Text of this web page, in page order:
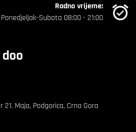
21. Maja, Podgorica, Crna Gora
Radno vrijeme:
Ponedjeljak-Subota 08:00 - 21:00